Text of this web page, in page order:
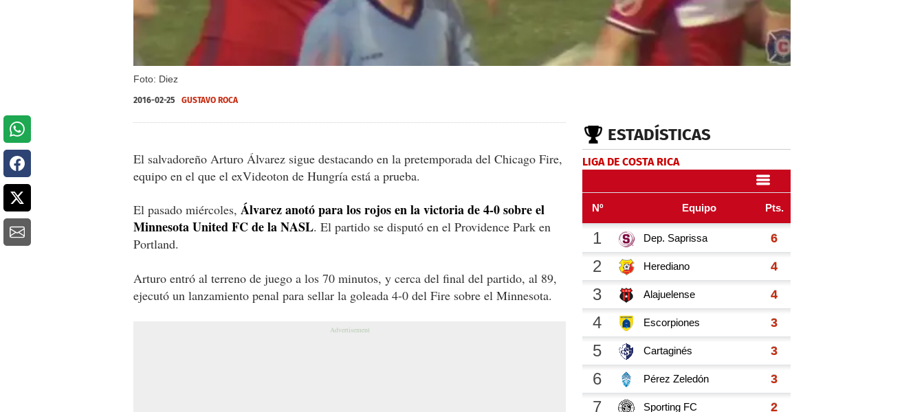
Foto: Diez
2016-02-25 GUSTAVO ROCA
El salvadoreño Arturo Álvarez sigue destacando en la pretemporada del Chicago Fire,
equipo en el que el exVideoton de Hungría está a prueba.
El pasado miércoles, Álvarez anotó para los rojos en la victoria de 4-0 sobre el
Minnesota United FC de la NASL. El partido se disputó en el Providence Park en
Portland.
Arturo entró al terreno de juego a los 70 minutos, y cerca del final del partido, al 89,
ejecutó un lanzamiento penal para sellar la goleada 4-0 del Fire sobre el Minnesota.
ESTADÍSTICAS
LIGA DE COSTA RICA